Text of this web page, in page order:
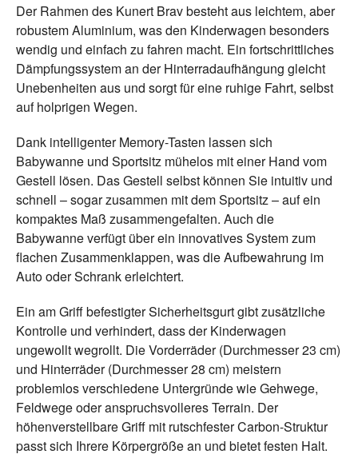
Der Rahmen des Kunert Brav besteht aus leichtem, aber
robustem Aluminium, was den Kinderwagen besonders
wendig und einfach zu fahren macht. Ein fortschrittliches
Dämpfungssystem an der Hinterradaufhängung gleicht
Unebenheiten aus und sorgt für eine ruhige Fahrt, selbst
auf holprigen Wegen.
Dank intelligenter Memory-Tasten lassen sich
Babywanne und Sportsitz mühelos mit einer Hand vom
Gestell lösen. Das Gestell selbst können Sie intuitiv und
schnell – sogar zusammen mit dem Sportsitz – auf ein
kompaktes Maß zusammengefalten. Auch die
Babywanne verfügt über ein innovatives System zum
flachen Zusammenklappen, was die Aufbewahrung im
Auto oder Schrank erleichtert.
Ein am Griff befestigter Sicherheitsgurt gibt zusätzliche
Kontrolle und verhindert, dass der Kinderwagen
ungewollt wegrollt. Die Vorderräder (Durchmesser 23 cm)
und Hinterräder (Durchmesser 28 cm) meistern
problemlos verschiedene Untergründe wie Gehwege,
Feldwege oder anspruchsvolleres Terrain. Der
höhenverstellbare Griff mit rutschfester Carbon-Struktur
passt sich Ihrere Körpergröße an und bietet festen Halt.